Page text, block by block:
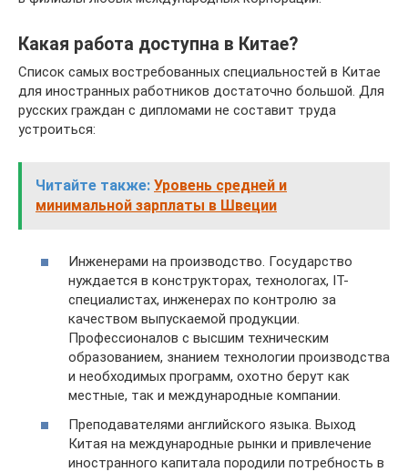
Какая работа доступна в Китае?
Список самых востребованных специальностей в Китае
для иностранных работников достаточно большой. Для
русских граждан с дипломами не составит труда
устроиться:
Читайте также: Уровень средней и
минимальной зарплаты в Швеции
Инженерами на производство. Государство
нуждается в конструкторах, технологах, IT-
специалистах, инженерах по контролю за
качеством выпускаемой продукции.
Профессионалов с высшим техническим
образованием, знанием технологии производства
и необходимых программ, охотно берут как
местные, так и международные компании.
Преподавателями английского языка. Выход
Китая на международные рынки и привлечение
иностранного капитала породили потребность в